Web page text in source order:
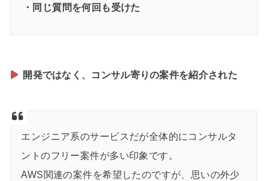
・同じ質問を何回も受けた
開発ではなく、コンサル寄りの案件を紹介された
エンジニア系のサービスだが全体的にコンサルタ
ントのフリー案件が多い印象です。
AWS関連の案件を希望したのですが、思いの外少